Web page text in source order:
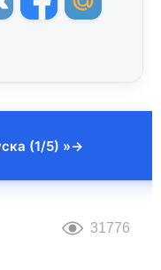
(1/5) »
31776